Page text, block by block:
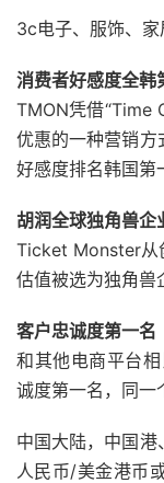
3c电子、服饰、
消费者好感度全韩
TMON凭借“Time
优惠的一种营销方
好感度排名韩国第
胡润全球独角兽企
Ticket Monster从
估值被选为独角兽
客户忠诚度第一名
和其他电商平台
诚度第一名，同一
中国大陆，中国
人民币/美金港币